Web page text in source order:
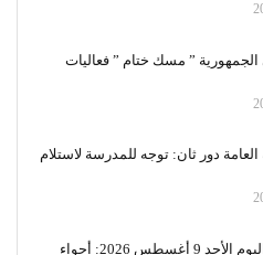
” مسك ختام ” فعاليات
العامة دور ثان: توجه للمدرسة لاستلام
حالة الطقس اليوم الأحد 9 أغسطس 2026: أجواء